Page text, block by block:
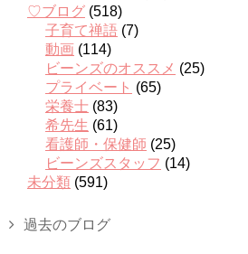
♡ブログ (518)
子育て禅語 (7)
動画 (114)
ビーンズのオススメ (25)
プライベート (65)
栄養士 (83)
希先生 (61)
看護師・保健師 (25)
ビーンズスタッフ (14)
未分類 (591)
過去のブログ